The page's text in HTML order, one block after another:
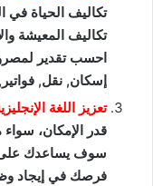
تكاليف الحياة في
تكاليف المعيشة
احسب تقدير
إسكان, نقل,
تعزيز اللغة
قدر الإمكان، سواء
سوف يساعدك على
فرصك في إيجاد